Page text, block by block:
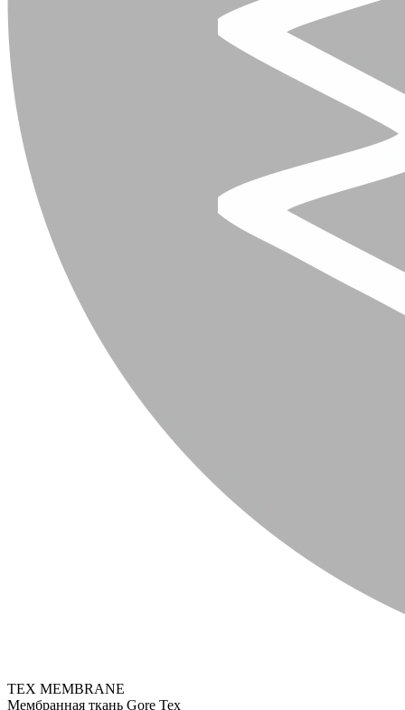
TEX MEMBRANE
Мембранная ткань Gore Tex